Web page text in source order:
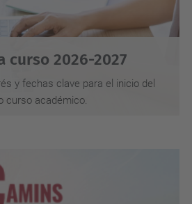
curso 2026-2027
y fechas clave para el inicio del
curso académico.